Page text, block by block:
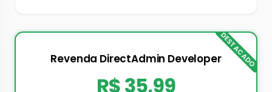
DESTACADO
Revenda DirectAdmin Developer
R$ 35,99